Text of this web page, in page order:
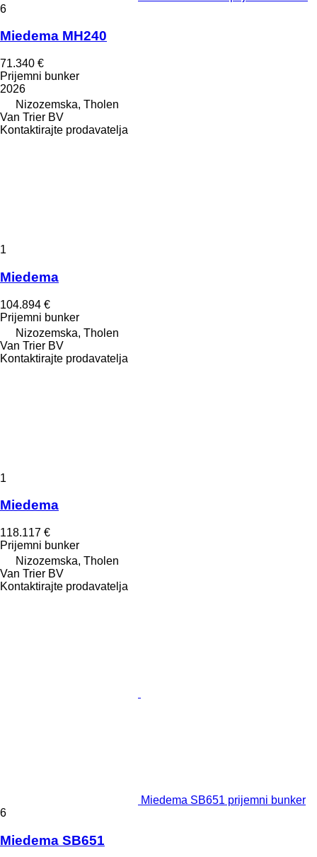
6
Miedema MH240
71.340 €
Prijemni bunker
2026
Nizozemska, Tholen
Van Trier BV
Kontaktirajte prodavatelja
1
Miedema
104.894 €
Prijemni bunker
Nizozemska, Tholen
Van Trier BV
Kontaktirajte prodavatelja
1
Miedema
118.117 €
Prijemni bunker
Nizozemska, Tholen
Van Trier BV
Kontaktirajte prodavatelja
Miedema SB651 prijemni bunker
6
Miedema SB651